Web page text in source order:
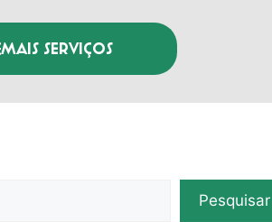
MAIS SERVIÇOS
Pesquisar